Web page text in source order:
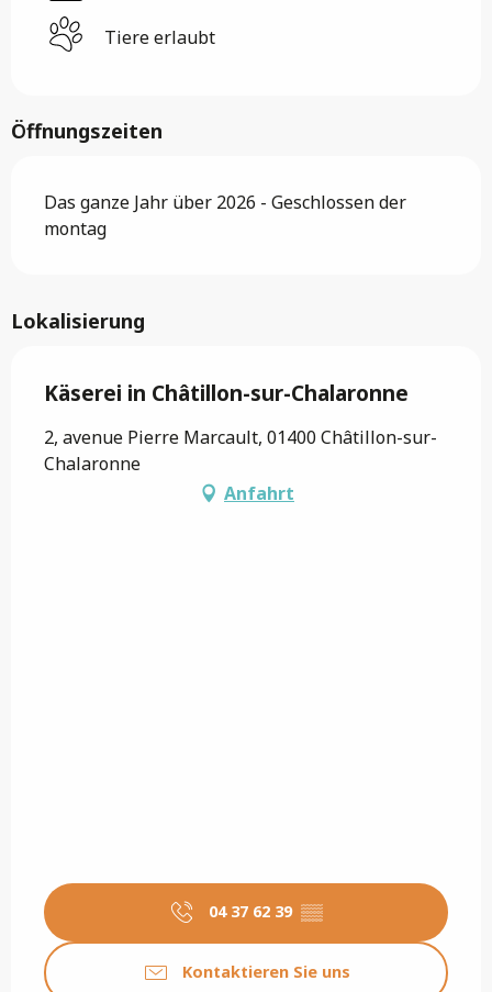
Tiere erlaubt
Öffnungszeiten
Das ganze Jahr über 2026 - Geschlossen der
montag
Lokalisierung
Käserei in Châtillon-sur-Chalaronne
2, avenue Pierre Marcault, 01400 Châtillon-sur-
Chalaronne
Anfahrt
04 37 62 39 ▒▒
Kontaktieren Sie uns